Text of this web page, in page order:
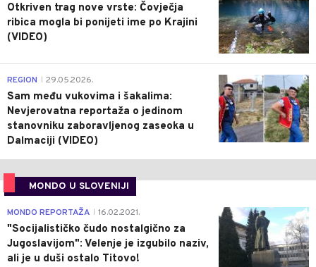
Otkriven trag nove vrste: Čovječja
ribica mogla bi ponijeti ime po Krajini
(VIDEO)
0
REGION 29.05.2026.
Sam među vukovima i šakalima:
Nevjerovatna reportaža o jedinom
stanovniku zaboravljenog zaseoka u
Dalmaciji (VIDEO)
MONDO U SLOVENIJI
4
MONDO REPORTAŽA 16.02.2021.
"Socijalističko čudo nostalgično za
Jugoslavijom": Velenje je izgubilo naziv,
ali je u duši ostalo Titovo!